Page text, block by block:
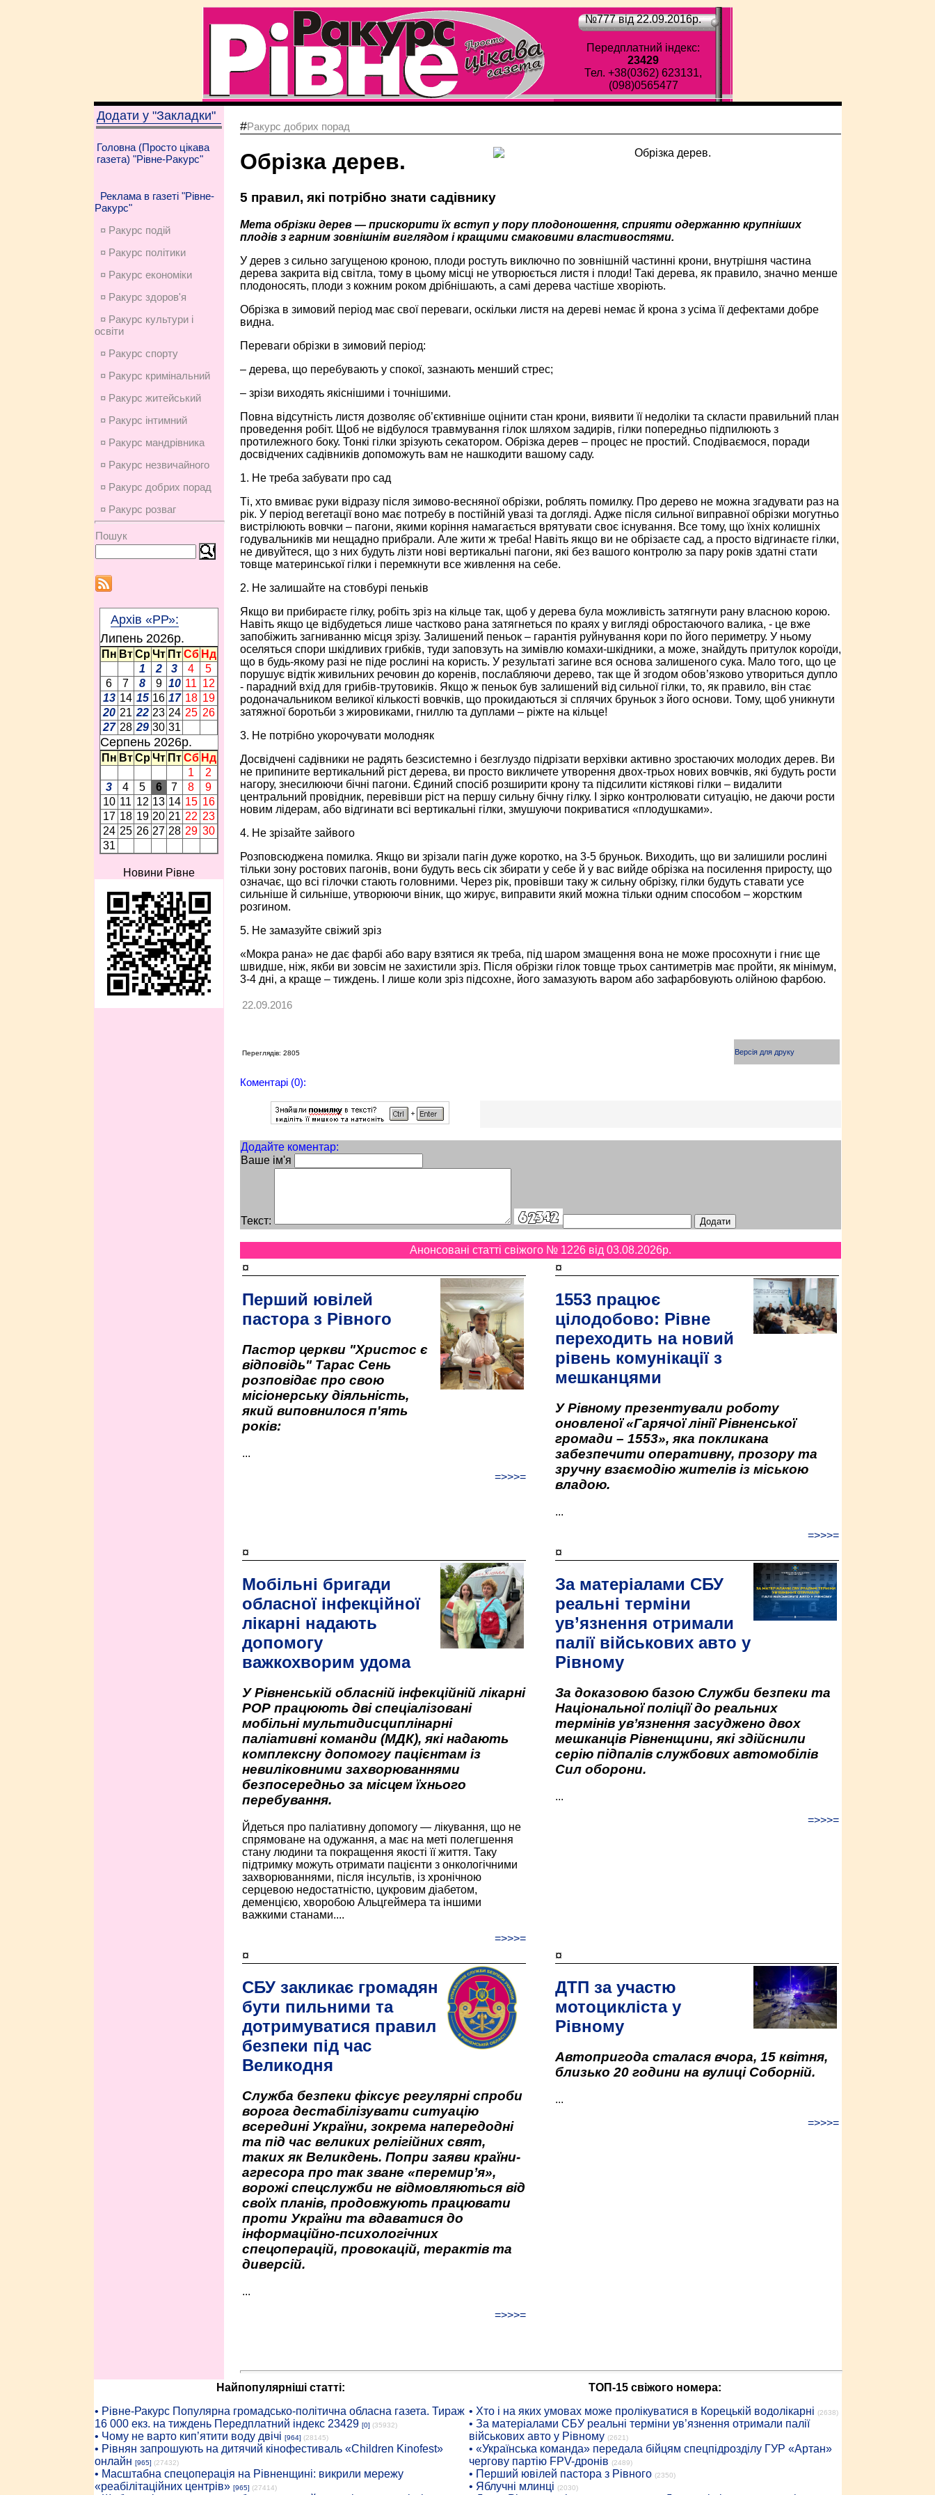
№777 від 22.09.2016p.
Передплатний індекс:
23429
Тел. +38(0362) 623131,
(098)0565477
Додати у "Закладки"
Головна (Просто цікава
газета) "Рівне-Ракурс"
Реклама в газеті "Рівне-
Ракурс"
¤ Ракурс подій
¤ Ракурс політики
¤ Ракурс економiки
¤ Ракурс здоров'я
¤ Ракурс культури і
освіти
¤ Ракурс спорту
¤ Ракурс кримінальний
¤ Ракурс житейський
¤ Ракурс інтимний
¤ Ракурс мандрівника
¤ Ракурс незвичайного
¤ Ракурс добрих порад
¤ Ракурс розваг
Пошук
Архів «РР»:
Липень 2026p.
Пн Вт Ср Чт Пт Сб Нд
1
2 3 4
5
6
7 8 9 10 11 12
13 14 15 16 17 18 19
20 21 22 23 24 25 26
27 28 29 30 31
Серпень 2026p.
Пн Вт Ср Чт Пт Сб Нд
1
2
3
4 5 6 7 8
9
10 11 12 13 14 15 16
17 18 19 20 21 22 23
24 25 26 27 28 29 30
31
Новини Рівне
#Ракурс добрих порад
Обрізка дерев.
5 правил, які потрібно знати садівнику
Мета обрізки дерев — прискорити їх вступ у пору плодоношення, сприяти одержанню крупніших
плодів з гарним зовнішнім виглядом і кращими смаковими властивостями.
У дерев з сильно загущеною кроною, плоди ростуть виключно по зовнішній частинні крони, внутрішня частина
дерева закрита від світла, тому в цьому місці не утворюється листя і плоди! Такі дерева, як правило, значно менше
плодоносять, плоди з кожним роком дрібнішають, а самі дерева частіше хворіють.
Обрізка в зимовий період має свої переваги, оскільки листя на дереві немає й крона з усіма її дефектами добре
видна.
Переваги обрізки в зимовий період:
– дерева, що перебувають у спокої, зазнають менший стрес;
– зрізи виходять якіснішими і точнішими.
Повна відсутність листя дозволяє об’єктивніше оцінити стан крони, виявити її недоліки та скласти правильний план
проведення робіт. Щоб не відбулося травмування гілок шляхом задирів, гілки попередньо підпилюють з
протилежного боку. Тонкі гілки зрізують секатором. Обрізка дерев – процес не простий. Сподіваємося, поради
досвідчених cадівників допоможуть вам не нашкодити вашому саду.
1. Не треба забувати про сад
Ті, хто вмиває руки відразу після зимово-весняної обрізки, роблять помилку. Про дерево не можна згадувати раз на
рік. У період вегетації воно має потребу в постійній увазі та догляді. Адже після сильної виправної обрізки могутньо
вистрілюють вовчки – пагони, якими коріння намагається врятувати своє існування. Все тому, що їхніх колишніх
годувальників ми нещадно прибрали. Але жити ж треба! Навіть якщо ви не обрізаєте сад, а просто відгинаєте гілки,
не дивуйтеся, що з них будуть лізти нові вертикальні пагони, які без вашого контролю за пару років здатні стати
товще материнської гілки і перемкнути все живлення на себе.
2. Не залишайте на стовбурі пеньків
Якщо ви прибираєте гілку, робіть зріз на кільце так, щоб у дерева була можливість затягнути рану власною корою.
Навіть якщо це відбудеться лише частково рана затягнеться по краях у вигляді обростаючого валика, - це вже
запобіжить загниванню місця зрізу. Залишений пеньок – гарантія руйнування кори по його периметру. У ньому
оселяться спори шкідливих грибків, туди заповзуть на зимівлю комахи-шкідники, а може, знайдуть притулок короїди,
що в будь-якому разі не піде рослині на користь. У результаті загине вся основа залишеного сука. Мало того, що це
порушує відтік живильних речовин до коренів, послабляючи дерево, так ще й згодом обов’язково утвориться дупло
- парадний вхід для грибів-трутовиків. Якщо ж пеньок був залишений від сильної гілки, то, як правило, він стає
родоначальником великої кількості вовчків, що прокидаються зі сплячих бруньок з його основи. Тому, щоб уникнути
затяжної боротьби з жировиками, гниллю та дуплами – ріжте на кільце!
3. Не потрібно укорочувати молодняк
Досвідчені садівники не радять безсистемно і безглуздо підрізати верхівки активно зростаючих молодих дерев. Ви
не припините вертикальний ріст дерева, ви просто викличете утворення двох-трьох нових вовчків, які будуть рости
нагору, знесилюючи бічні пагони. Єдиний спосіб розширити крону та підсилити кістякові гілки – видалити
центральний провідник, перевівши ріст на першу сильну бічну гілку. І зірко контролювати ситуацію, не даючи рости
новим лідерам, або відгинати всі вертикальні гілки, змушуючи покриватися «плодушками».
4. Не зрізайте зайвого
Розповсюджена помилка. Якщо ви зрізали пагін дуже коротко, на 3-5 бруньок. Виходить, що ви залишили рослині
тільки зону ростових пагонів, вони будуть весь сік збирати у себе й у вас вийде обрізка на посилення приросту, що
означає, що всі гілочки стають головними. Через рік, провівши таку ж сильну обрізку, гілки будуть ставати усе
сильніше й сильніше, утворюючи віник, що жирує, виправити який можна тільки одним способом – жорстким
розгином.
5. Не замазуйте свіжий зріз
«Мокра рана» не дає фарбі або вару взятися як треба, під шаром змащення вона не може просохнути і гниє ще
швидше, ніж, якби ви зовсім не захистили зріз. Після обрізки гілок товще трьох сантиметрів має пройти, як мінімум,
3-4 дні, а краще – тиждень. І лише коли зріз підсохне, його замазують варом або зафарбовують олійною фарбою.
22.09.2016
Переглядів: 2805 Версія для друку
Коментарі (0):
Додайте коментар:
Ваше ім'я
Текст:
Анонсовані статті свіжого № 1226 від 03.08.2026p.
¤
Перший ювілей
пастора з Рівного
Пастор церкви "Христос є
відповідь" Тарас Сень
розповідає про свою
місіонерську діяльність,
який виповнилося п'ять
років:
...
=>>>=
¤
1553 працює
цілодобово: Рівне
переходить на новий
рівень комунікації з
мешканцями
У Рівному презентували роботу
оновленої «Гарячої лінії Рівненської
громади – 1553», яка покликана
забезпечити оперативну, прозору та
зручну взаємодію жителів із міською
владою.
...
=>>>=
¤
Мобільні бригади
обласної інфекційної
лікарні надають
допомогу
важкохворим удома
У Рівненській обласній інфекційній лікарні
РОР працюють дві спеціалізовані
мобільні мультидисциплінарні
паліативні команди (МДК), які надають
комплексну допомогу пацієнтам із
невиліковними захворюваннями
безпосередньо за місцем їхнього
перебування.
Йдеться про паліативну допомогу — лікування, що не
спрямоване на одужання, а має на меті полегшення
стану людини та покращення якості її життя. Таку
підтримку можуть отримати пацієнти з онкологічними
захворюваннями, після інсультів, із хронічною
серцевою недостатністю, цукровим діабетом,
деменцією, хворобою Альцгеймера та іншими
важкими станами....
=>>>=
¤
За матеріалами СБУ
реальні терміни
ув’язнення отримали
палії військових авто у
Рівному
За доказовою базою Служби безпеки та
Національної поліції до реальних
термінів ув’язнення засуджено двох
мешканців Рівненщини, які здійснили
серію підпалів службових автомобілів
Сил оборони.
...
=>>>=
¤
СБУ закликає громадян
бути пильними та
дотримуватися правил
безпеки під час
Великодня
Служба безпеки фіксує регулярні спроби
ворога дестабілізувати ситуацію
всередині України, зокрема напередодні
та під час великих релігійних свят,
таких як Великдень. Попри заяви країни-
агресора про так зване «перемир’я»,
ворожі спецслужби не відмовляються від
своїх планів, продовжують працювати
проти України та вдаватися до
інформаційно-психологічних
спецоперацій, провокацій, терактів та
диверсій.
...
=>>>=
¤
ДТП за участю
мотоцикліста у
Рівному
Автопригода сталася вчора, 15 квітня,
близько 20 години на вулиці Соборній.
...
=>>>=
Найпопулярніші статті:
• Рiвне-Ракурс Популярна громадсько-політична обласна газета. Тираж
16 000 екз. на тиждень Передплатний індекс 23429 [0] (35932)
• Чому не варто кип’ятити воду двічі [964] (28145)
• Рівнян запрошують на дитячий кінофестиваль «Children Kinofest»
онлайн [965] (27432)
• Масштабна спецоперація на Рівненщині: викрили мережу
«реабілітаційних центрів» [965] (27414)
ТОП-15 свіжого номера:
• Хто і на яких умовах може пролікуватися в Корецькій водолікарні (2638)
• За матеріалами СБУ реальні терміни ув’язнення отримали палії
військових авто у Рівному (2621)
• «Українська команда» передала бійцям спецпідрозділу ГУР «Артан»
чергову партію FPV-дронів (2489)
• Перший ювілей пастора з Рівного (2350)
• Яблучні млинці (2030)